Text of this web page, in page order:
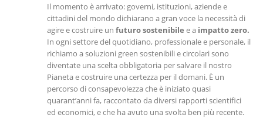
Il momento è arrivato: governi, istituzioni, aziende e
cittadini del mondo dichiarano a gran voce la necessità di
agire e costruire un futuro sostenibile e a impatto zero.
In ogni settore del quotidiano, professionale e personale, il
richiamo a soluzioni green sostenibili e circolari sono
diventate una scelta obbligatoria per salvare il nostro
Pianeta e costruire una certezza per il domani. È un
percorso di consapevolezza che è iniziato quasi
quarant’anni fa, raccontato da diversi rapporti scientifici
ed economici, e che ha avuto una svolta ben più recente.